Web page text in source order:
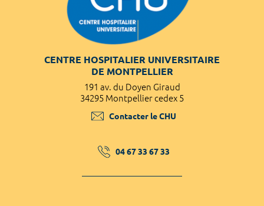
CENTRE HOSPITALIER UNIVERSITAIRE
DE MONTPELLIER
191 av. du Doyen Giraud
34295 Montpellier cedex 5
Contacter le CHU
04 67 33 67 33